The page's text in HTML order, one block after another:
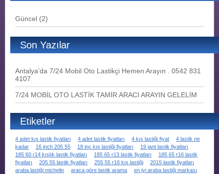
Güncel (2)
Son Yazılar
Antalya’da 7/24 Mobil Oto Lastikçi Hemen Arayın . 0542 831
4107
7/24 MOBİL OTO LASTİK TAMİR ARACI ARAYIN GELELİM
Etiketler
4 adet kış lastik fiyatları 4 adet lastik fiyatları 4 kış lastiği fiyat
4 lastik ne
kadar
16 inch 205 55 18 inç kış lastiği fiyatları
19 jant lastik fiyatları
185 60 r14 kışlık lastik fiyatları
185 65 r13 lastik fiyatları
185 65 r16 lastik
fiyatları
205 55 lastik fiyatları 255 55 r16 kış lastiği
2015 lastik fiyatları
araba lastiği michelin
araca göre lastik arama
en iyi araba lastiği markası